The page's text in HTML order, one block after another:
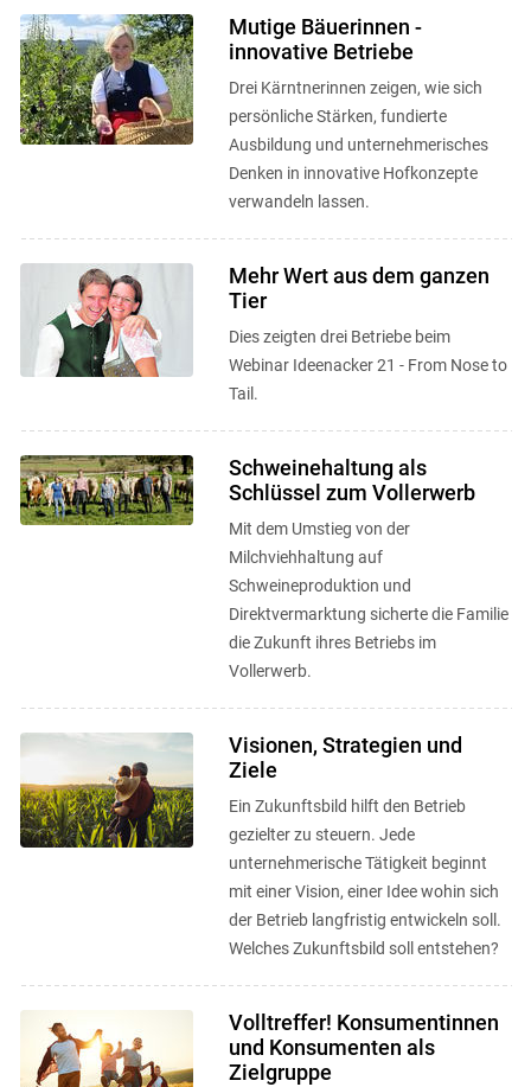
Skip to main content
Mutige Bäuerinnen -
innovative Betriebe
Drei Kärntnerinnen zeigen, wie sich
persönliche Stärken, fundierte
Ausbildung und unternehmerisches
Denken in innovative Hofkonzepte
verwandeln lassen.
Mehr Wert aus dem ganzen
Tier
Dies zeigten drei Betriebe beim
Webinar Ideenacker 21 - From Nose to
Tail.
Schweinehaltung als
Schlüssel zum Vollerwerb
Mit dem Umstieg von der
Milchviehhaltung auf
Schweineproduktion und
Direktvermarktung sicherte die Familie
die Zukunft ihres Betriebs im
Vollerwerb.
Visionen, Strategien und
Ziele
Ein Zukunftsbild hilft den Betrieb
gezielter zu steuern. Jede
unternehmerische Tätigkeit beginnt
mit einer Vision, einer Idee wohin sich
der Betrieb langfristig entwickeln soll.
Welches Zukunftsbild soll entstehen?
Volltreffer! Konsumentinnen
und Konsumenten als
Zielgruppe